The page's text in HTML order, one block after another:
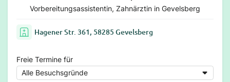
Vorbereitungsassistentin, Zahnärztin in Gevelsberg
Hagener Str. 361, 58285 Gevelsberg
Freie Termine für